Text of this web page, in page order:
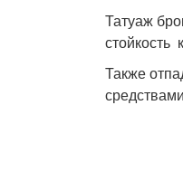
Татуаж
стойкость
Также